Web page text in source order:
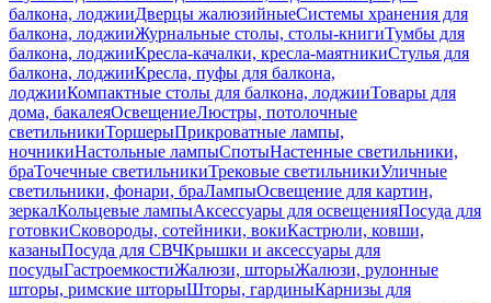
балкона, лоджииДверцы жалюзийныеСистемы хранения для
балкона, лоджииЖурнальные столы, столы-книгиТумбы для
балкона, лоджииКресла-качалки, кресла-маятникиСтулья для
балкона, лоджииКресла, пуфы для балкона,
лоджииКомпактные столы для балкона, лоджииТовары для
дома, бакалеяОсвещениеЛюстры, потолочные
светильникиТоршерыПрикроватные лампы,
ночникиНастольные лампыСпотыНастенные светильники,
браТочечные светильникиТрековые светильникиУличные
светильники, фонари, браЛампыОсвещение для картин,
зеркалКольцевые лампыАксессуары для освещенияПосуда для
готовкиСковороды, сотейники, вокиКастрюли, ковши,
казаныПосуда для СВЧКрышки и аксессуары для
посудыГастроемкостиЖалюзи, шторыЖалюзи, рулонные
шторы, римские шторыШторы, гардиныКарнизы для